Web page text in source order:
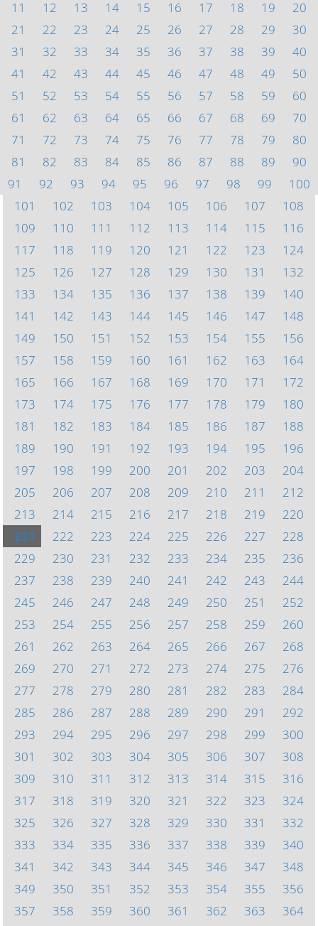
11
12 13 14 15 16 17 18 19
20
21
22 23 24 25 26 27 28 29
30
31
32 33 34 35 36 37 38 39
40
41
42 43 44 45 46 47 48 49
50
51
52 53 54 55 56 57 58 59
60
61
62 63 64 65 66 67 68 69
70
71
72 73 74 75 76 77 78 79
80
81
82 83 84 85 86 87 88 89
90
91
92 93 94 95 96 97 98 99
100
101
102 103 104 105 106 107
108
109
110 111 112 113 114 115
116
117
118 119 120 121 122 123
124
125
126 127 128 129 130 131
132
133
134 135 136 137 138 139
140
141
142 143 144 145 146 147
148
149
150 151 152 153 154 155
156
157
158 159 160 161 162 163
164
165
166 167 168 169 170 171
172
173
174 175 176 177 178 179
180
181
182 183 184 185 186 187
188
189
190 191 192 193 194 195
196
197
198 199 200 201 202 203
204
205
206 207 208 209 210 211
212
213
214 215 216 217 218 219
220
221
222 223 224 225 226 227
228
229
230 231 232 233 234 235
236
237
238 239 240 241 242 243
244
245
246 247 248 249 250 251
252
253
254 255 256 257 258 259
260
261
262 263 264 265 266 267
268
269
270 271 272 273 274 275
276
277
278 279 280 281 282 283
284
285
286 287 288 289 290 291
292
293
294 295 296 297 298 299
300
301
302 303 304 305 306 307
308
309
310 311 312 313 314 315
316
317
318 319 320 321 322 323
324
325
326 327 328 329 330 331
332
333
334 335 336 337 338 339
340
341
342 343 344 345 346 347
348
349
350 351 352 353 354 355
356
357
358 359 360 361 362 363
364